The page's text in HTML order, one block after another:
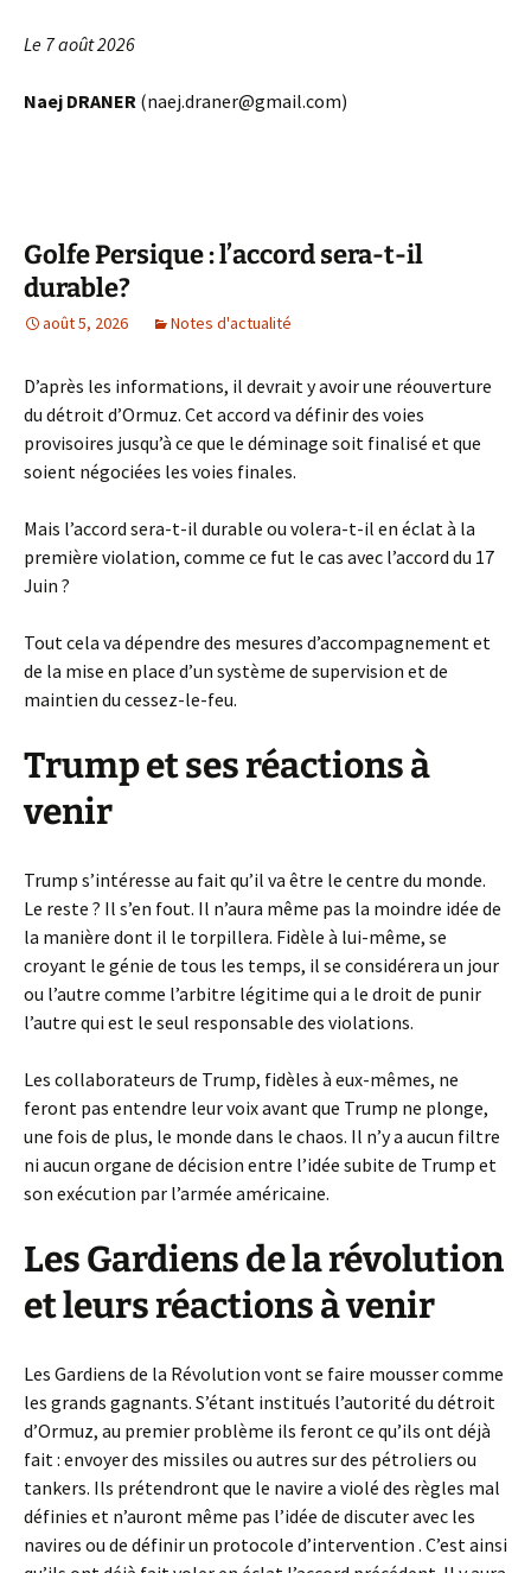
Le 7 août 2026
Naej DRANER (naej.draner@gmail.com)
Golfe Persique : l’accord sera-t-il
durable?
août 5, 2026 Notes d'actualité
D’après les informations, il devrait y avoir une réouverture
du détroit d’Ormuz. Cet accord va définir des voies
provisoires jusqu’à ce que le déminage soit finalisé et que
soient négociées les voies finales.
Mais l’accord sera-t-il durable ou volera-t-il en éclat à la
première violation, comme ce fut le cas avec l’accord du 17
Juin ?
Tout cela va dépendre des mesures d’accompagnement et
de la mise en place d’un système de supervision et de
maintien du cessez-le-feu.
Trump et ses réactions à
venir
Trump s’intéresse au fait qu’il va être le centre du monde.
Le reste ? Il s’en fout. Il n’aura même pas la moindre idée de
la manière dont il le torpillera. Fidèle à lui-même, se
croyant le génie de tous les temps, il se considérera un jour
ou l’autre comme l’arbitre légitime qui a le droit de punir
l’autre qui est le seul responsable des violations.
Les collaborateurs de Trump, fidèles à eux-mêmes, ne
feront pas entendre leur voix avant que Trump ne plonge,
une fois de plus, le monde dans le chaos. Il n’y a aucun filtre
ni aucun organe de décision entre l’idée subite de Trump et
son exécution par l’armée américaine.
Les Gardiens de la révolution
et leurs réactions à venir
Les Gardiens de la Révolution vont se faire mousser comme
les grands gagnants. S’étant institués l’autorité du détroit
d’Ormuz, au premier problème ils feront ce qu’ils ont déjà
fait : envoyer des missiles ou autres sur des pétroliers ou
tankers. Ils prétendront que le navire a violé des règles mal
définies et n’auront même pas l’idée de discuter avec les
navires ou de définir un protocole d’intervention . C’est ainsi